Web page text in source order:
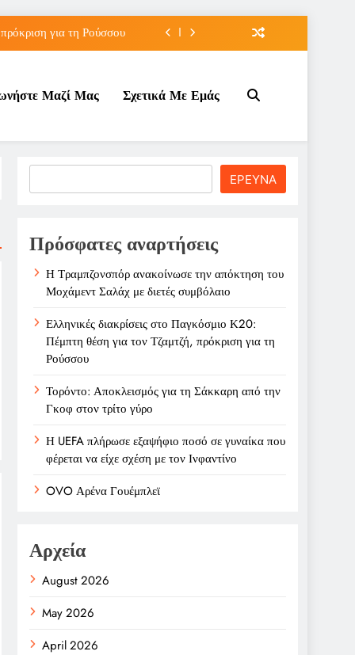
για τη Ρούσσου
σχέση με τον Ινφαντίνο
για τη Ρούσσου
Γκοφ στον τρίτο γύρο
Μαζί Μας Σχετικά Με Εμάς
ΕΡΕΥΝΑ
Πρόσφατες αναρτήσεις
Η Τραμπζονσπόρ ανακοίνωσε την απόκτηση του
Μοχάμεντ Σαλάχ με διετές συμβόλαιο
Ελληνικές διακρίσεις στο Παγκόσμιο Κ20:
Πέμπτη θέση για τον Τζαμτζή, πρόκριση για τη
Ρούσσου
Τορόντο: Αποκλεισμός για τη Σάκκαρη από την
Γκοφ στον τρίτο γύρο
Η UEFA πλήρωσε εξαψήφιο ποσό σε γυναίκα που
φέρεται να είχε σχέση με τον Ινφαντίνο
OVO Αρένα Γουέμπλεϊ
Αρχεία
August 2026
May 2026
April 2026